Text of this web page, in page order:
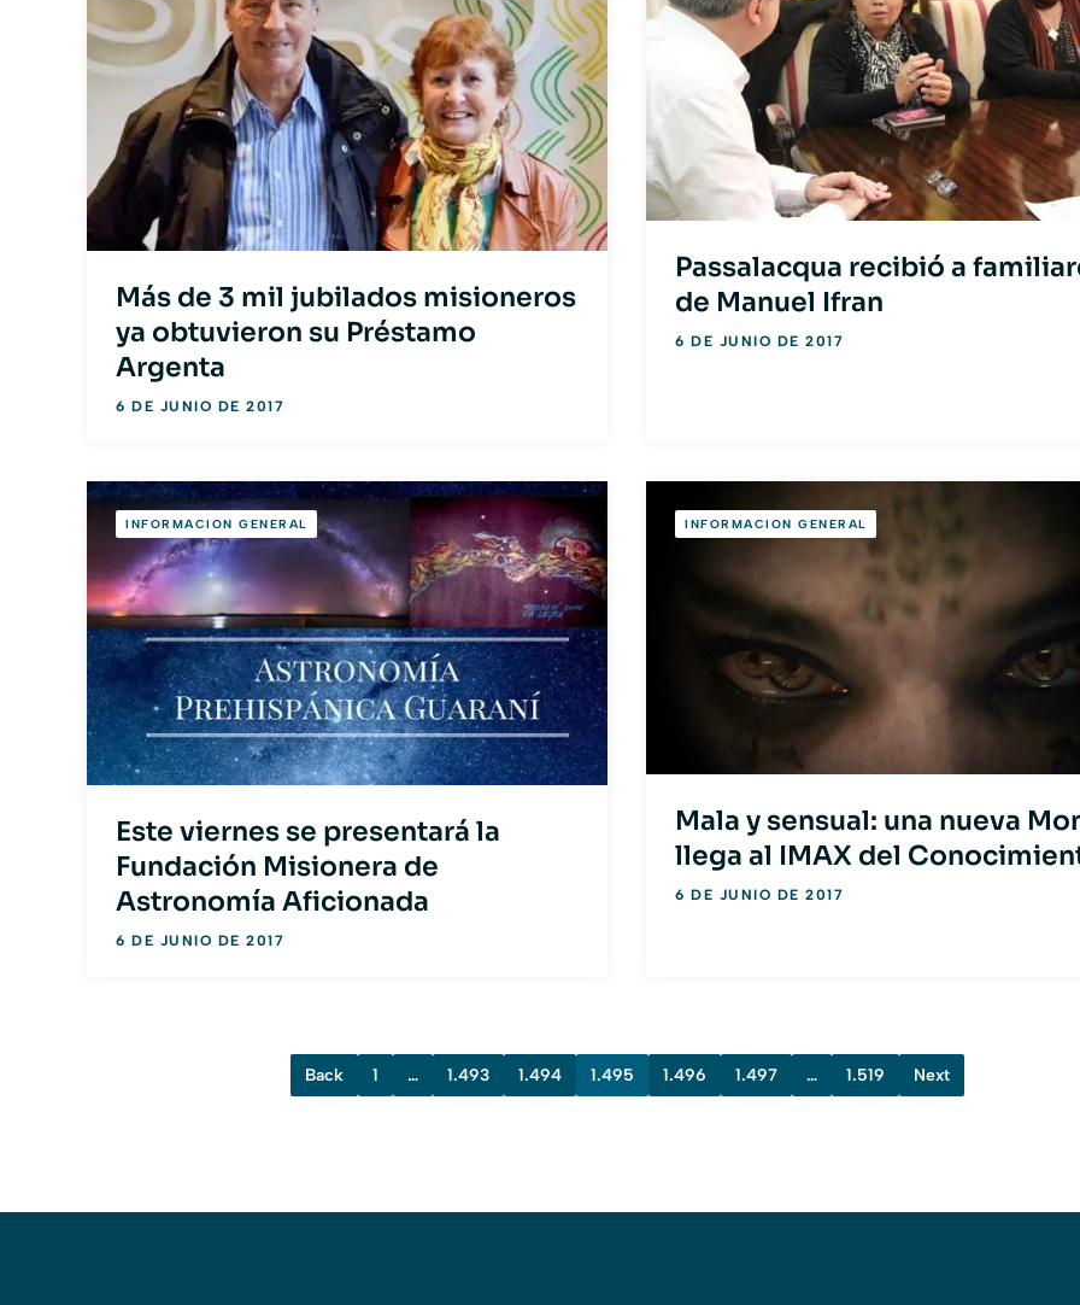
Más de 3 mil jubilados misioneros
ya obtuvieron su Préstamo
Argenta
6 DE JUNIO DE 2017
Passalacqua recibió a
de Manuel Ifran
6 DE JUNIO DE 2017
INFORMACION GENERAL
Este viernes se presentará la
Fundación Misionera de
Astronomía Aficionada
6 DE JUNIO DE 2017
INFORMACION GENERAL
Mala y sensual: una nueva
llega al IMAX del
6 DE JUNIO DE 2017
Back 1 … 1.493 1.494 1.495 1.496 1.497 … 1.519 Next